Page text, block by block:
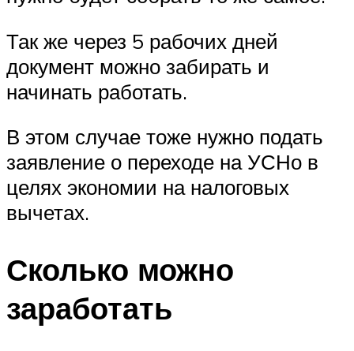
Так же через 5 рабочих дней
документ можно забирать и
начинать работать.
В этом случае тоже нужно подать
заявление о переходе на УСНо в
целях экономии на налоговых
вычетах.
Сколько можно
заработать